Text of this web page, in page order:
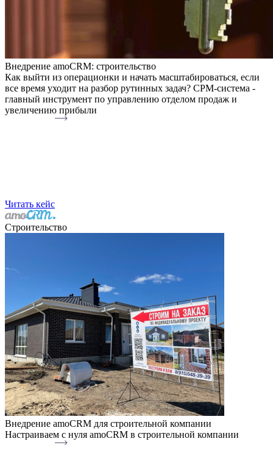
Внедрение amoCRM: строительство
Как выйти из операционки и начать масштабироваться, если
все время уходит на разбор рутинных задач? СРМ-система -
главный инструмент по управлению отделом продаж и
увеличению прибыли
Читать кейс
Строительство
Внедрение amoCRM для строительной компании
Настраиваем с нуля amoCRM в строительной компании